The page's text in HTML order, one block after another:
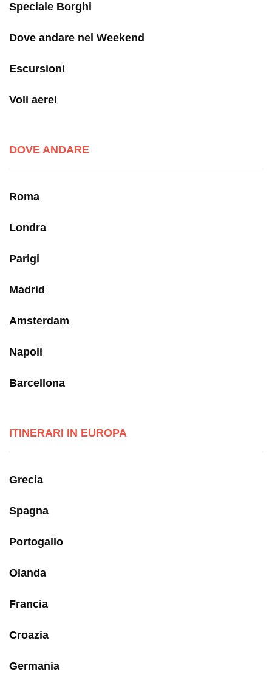
Speciale Borghi
Dove andare nel Weekend
Escursioni
Voli aerei
DOVE ANDARE
Roma
Londra
Parigi
Madrid
Amsterdam
Napoli
Barcellona
ITINERARI IN EUROPA
Grecia
Spagna
Portogallo
Olanda
Francia
Croazia
Germania